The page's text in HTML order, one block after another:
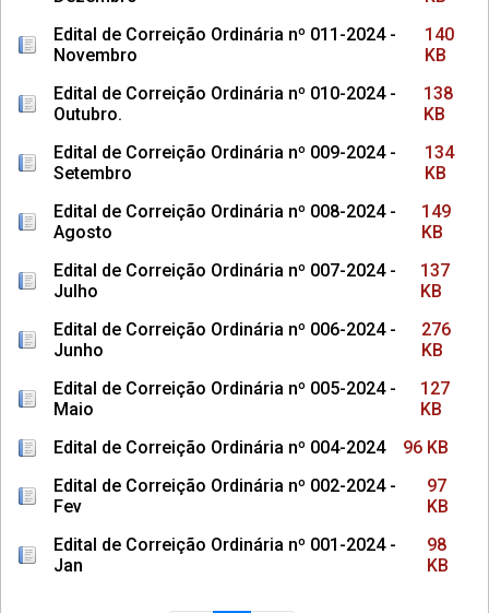
Edital de Correição Ordinária nº 011-2024 -
Novembro
140
KB
Edital de Correição Ordinária nº 010-2024 -
Outubro.
138
KB
Edital de Correição Ordinária nº 009-2024 -
Setembro
134
KB
Edital de Correição Ordinária nº 008-2024 -
Agosto
149
KB
Edital de Correição Ordinária nº 007-2024 -
Julho
137
KB
Edital de Correição Ordinária nº 006-2024 -
Junho
276
KB
Edital de Correição Ordinária nº 005-2024 -
Maio
127
KB
Edital de Correição Ordinária nº 004-2024
96 KB
Edital de Correição Ordinária nº 002-2024 -
Fev
97
KB
Edital de Correição Ordinária nº 001-2024 -
Jan
98
KB